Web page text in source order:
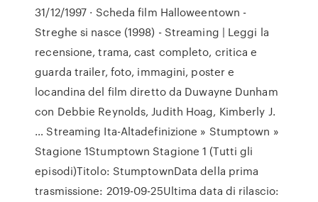
31/12/1997 · Scheda film Halloweentown -
Streghe si nasce (1998) - Streaming | Leggi la
recensione, trama, cast completo, critica e
guarda trailer, foto, immagini, poster e
locandina del film diretto da Duwayne Dunham
con Debbie Reynolds, Judith Hoag, Kimberly J.
… Streaming Ita-Altadefinizione » Stumptown »
Stagione 1Stumptown Stagione 1 (Tutti gli
episodi)Titolo: StumptownData della prima
trasmissione: 2019-09-25Ultima data di rilascio: